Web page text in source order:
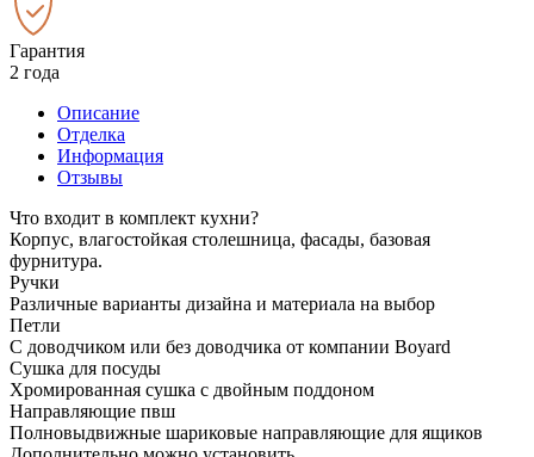
Гарантия
2 года
Описание
Отделка
Информация
Отзывы
Что входит в комплект кухни?
Корпус, влагостойкая столешница, фасады, базовая
фурнитура.
Ручки
Различные варианты дизайна и материала на выбор
Петли
С доводчиком или без доводчика от компании Boyard
Сушка для посуды
Хромированная сушка с двойным поддоном
Направляющие пвш
Полновыдвижные шариковые направляющие для ящиков